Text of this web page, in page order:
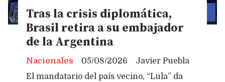
Tras la crisis diplomática,
Brasil retira a su embajador
de la Argentina
Javier Puebla
Nacionales
05/08/2026
El mandatario del país vecino, “Lula” da